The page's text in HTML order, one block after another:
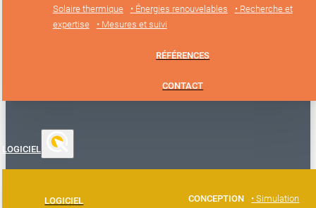
Solaire thermique
• Énergies renouvelables
• Recherche et
expertise
• Mesures et suivi
RÉFÉRENCES
CONTACT
LOGICIEL
LOGICIEL CONCEPTION
• Simulation